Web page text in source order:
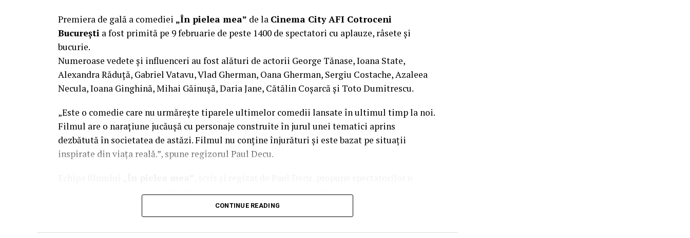
Casting: ELEPHANT MEDIA.
Realizat cu sprijinul:
Co-finanțatori:C&C HOUSE RESIDENCE, S&I BEST CORPORATION WEB DESIGN, CLIMA
FREON
PALACE; ȘERBAN & ASOCIAȚII; ESTEEM BODY SCULPT & SPA; PIZZERIA VOLARE;
MERLIN’S; DOWNTOWN FITNESS MATEI BASARAB; THE COFFEE HOUSE; CLAUMAR
PESCAR; UNIVERSITATEA DE ȘTIINȚE AGRONOMICE ȘI MEDICINĂ VETERINARĂ
BUCUREȘTI
RESORT – JURILOVCA; SCEMTOVICI & BENOWITZ GALLERY; CREATIVE AVOCADOS;
Partener social: Asociația „România Zâmbește”.
Premiera de gală a comediei „În pielea mea” de la Cinema City AFI Cotroceni
București a fost primită pe 9 februarie de peste 1400 de spectatori cu aplauze, râsete și
bucurie.
Numeroase vedete și influenceri au fost alături de actorii George Tănase, Ioana State,
Alexandra Răduță, Gabriel Vatavu, Vlad Gherman, Oana Gherman, Sergiu Costache, Azaleea
Necula, Ioana Ginghină, Mihai Găinușă, Daria Jane, Cătălin Coșarcă și Toto Dumitrescu.
„Este o comedie care nu urmărește tiparele ultimelor comedii lansate în ultimul timp la noi.
Filmul are o narațiune jucăușă cu personaje construite în jurul unei tematici aprins
dezbătută în societatea de astăzi. Filmul nu conține înjurături și este bazat pe situații
inspirate din viața reală.”, spune regizorul Paul Decu.
abordare amuzantă a unei situații des întâlnite în micile certuri dintr-un cuplu: pentru cine e
mai greu/ mai ușor. În urma unei provocări pe care patru cupluri de prieteni o duc la bun
sfârșit, după multe peripeții, într-un weekend, personajele ajung să câștige o altă viziune
despre relațiile lor, lăsând deoparte presupunerile, orgoliile și preconcepțiile, pentru a
CONTINUE READING